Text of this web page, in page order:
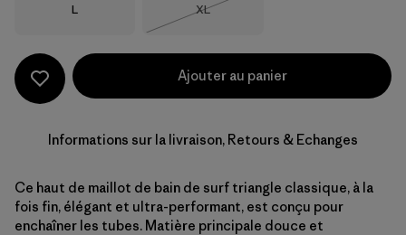
Taille
L Taille
XL
Ajouter au panier
Informations sur la livraison, Retours & Echanges
Ce haut de maillot de bain de surf triangle classique, à la
fois fin, élégant et ultra-performant, est conçu pour
enchaîner les tubes. Matière principale douce et